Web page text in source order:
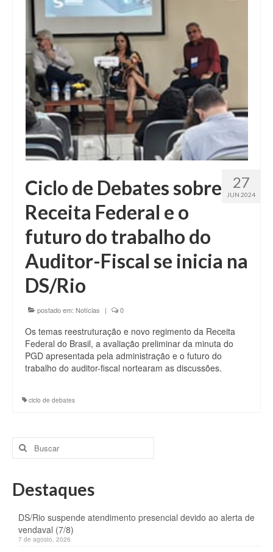
Fale conosco
27
JUN 2024
Ciclo de Debates sobre
Receita Federal e o
futuro do trabalho do
Auditor-Fiscal se inicia na
DS/Rio
postado em: Notícias | 0
Os temas reestruturação e novo regimento da Receita
Federal do Brasil, a avaliação preliminar da minuta do
PGD apresentada pela administração e o futuro do
trabalho do auditor-fiscal nortearam as discussões.
ciclo de debates
Buscar
por:
Destaques
DS/Rio suspende atendimento presencial devido ao alerta de
vendaval (7/8)
7 de agosto, 2026